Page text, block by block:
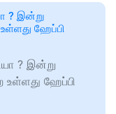
? இன்று
ஹேப்பி
? இன்று
ஹேப்பி